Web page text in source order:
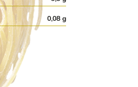
0,08 g